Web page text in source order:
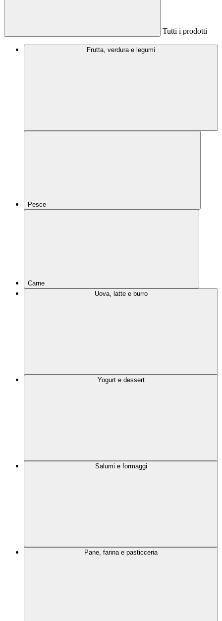
Tutti i prodotti
Frutta, verdura e legumi
Pesce
Carne
Uova, latte e burro
Yogurt e dessert
Salumi e formaggi
Pane, farina e pasticceria